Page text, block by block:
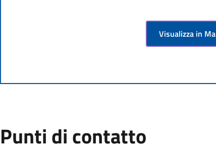
Visualizza in
Punti di contatto